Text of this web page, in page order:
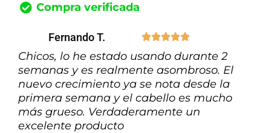
Compra verificada
Fernando T. 
Chicos, lo he estado usando durante 2
semanas y es realmente asombroso. El
nuevo crecimiento ya se nota desde la
primera semana y el cabello es mucho
más grueso. Verdaderamente un
excelente producto